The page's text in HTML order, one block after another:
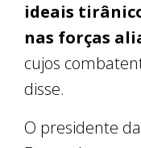
ideais
nas forças
cujos
disse.
O presidente